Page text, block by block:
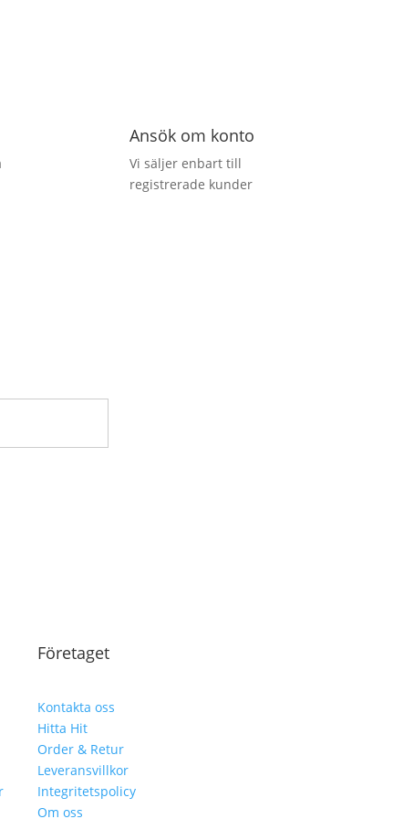
Ansök om konto
Vi säljer enbart till
registrerade kunder
Företaget
Kontakta oss
Hitta Hit
Order & Retur
Leveransvillkor
Integritetspolicy
Om oss